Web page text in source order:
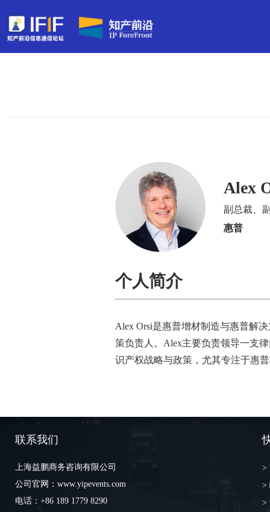
Alex
副总裁、
惠普
个人简介
Alex Orsi是惠普增材制造与惠普解
策负责人。 Alex主要负责领导一支
识产权战略与政策，尤其专注于惠
联系我们
上海益鹏商务咨询有限公司
公司官网：www.yipevents.com
电话：+86 189 1779 8290
>
>
>